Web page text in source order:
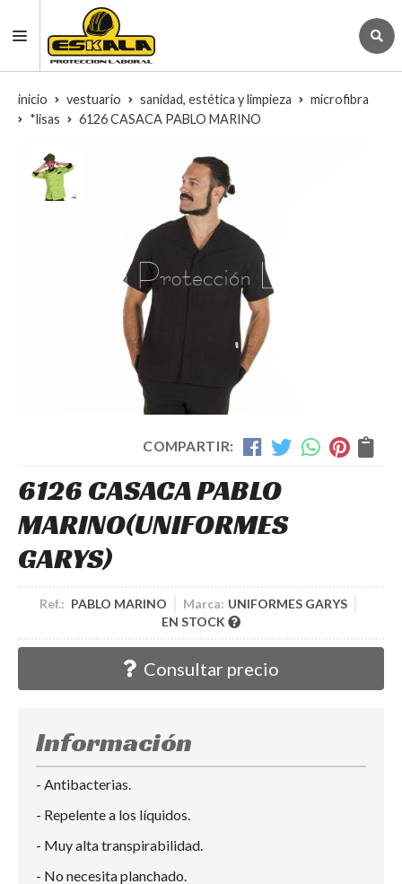
inicio vestuario sanidad, estética y limpieza
microfibra
*lisas
6126 CASACA PABLO MARINO
COMPARTIR:
6126 CASACA PABLO
MARINO(UNIFORMES
GARYS)
Ref.: PABLO MARINO Marca: UNIFORMES GARYS
EN STOCK
Consultar precio
Información
- Antibacterias.
- Repelente a los líquidos.
- Muy alta transpirabilidad.
- No necesita planchado.